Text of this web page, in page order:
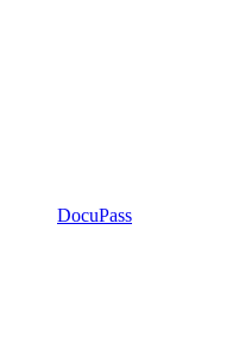
DocuPass